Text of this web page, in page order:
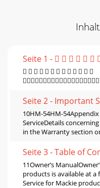
Seite 1 -      
            
Seite 2 - Important
10HM-54HM-
ServiceDetails
in the Warranty section
Seite 3 - Table of
11Owner’s
products is available at
Service for Mackie